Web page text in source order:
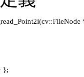
};